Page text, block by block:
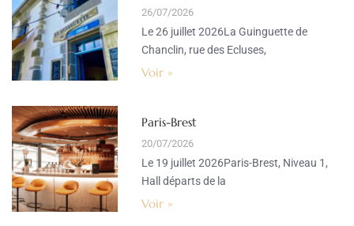
26/07/2026
Le 26 juillet 2026La Guinguette de
Chanclin, rue des Ecluses,
Voir »
Paris-Brest
20/07/2026
Le 19 juillet 2026Paris-Brest, Niveau 1,
Hall départs de la
Voir »